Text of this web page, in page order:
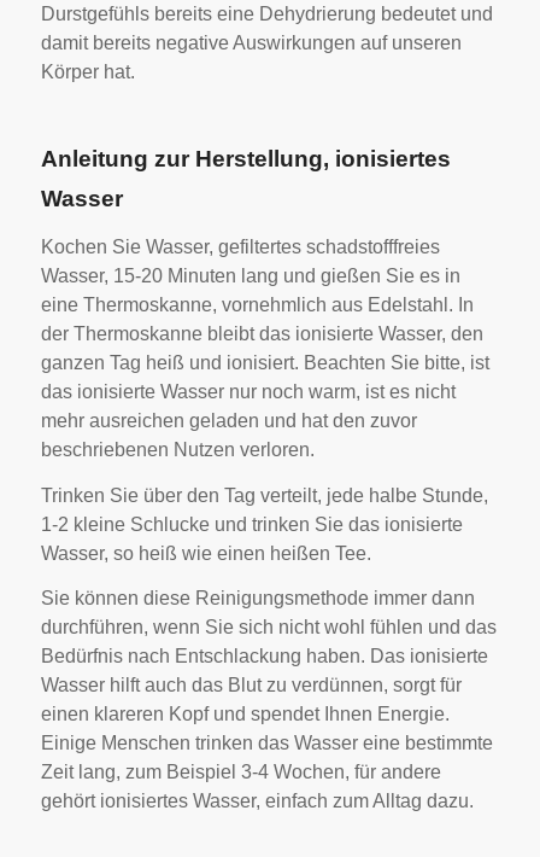
Durstgefühls bereits eine Dehydrierung bedeutet und
damit bereits negative Auswirkungen auf unseren
Körper hat.
Anleitung zur Herstellung, ionisiertes
Wasser
Kochen Sie Wasser, gefiltertes schadstofffreies
Wasser, 15-20 Minuten lang und gießen Sie es in
eine Thermoskanne, vornehmlich aus Edelstahl. In
der Thermoskanne bleibt das ionisierte Wasser, den
ganzen Tag heiß und ionisiert. Beachten Sie bitte, ist
das ionisierte Wasser nur noch warm, ist es nicht
mehr ausreichen geladen und hat den zuvor
beschriebenen Nutzen verloren.
Trinken Sie über den Tag verteilt, jede halbe Stunde,
1-2 kleine Schlucke und trinken Sie das ionisierte
Wasser, so heiß wie einen heißen Tee.
Sie können diese Reinigungsmethode immer dann
durchführen, wenn Sie sich nicht wohl fühlen und das
Bedürfnis nach Entschlackung haben. Das ionisierte
Wasser hilft auch das Blut zu verdünnen, sorgt für
einen klareren Kopf und spendet Ihnen Energie.
Einige Menschen trinken das Wasser eine bestimmte
Zeit lang, zum Beispiel 3-4 Wochen, für andere
gehört ionisiertes Wasser, einfach zum Alltag dazu.